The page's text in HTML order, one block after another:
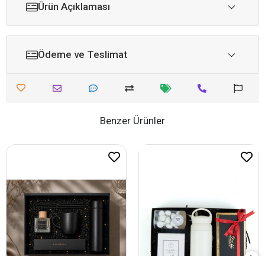
Ürün Açıklaması
Ödeme ve Teslimat
Benzer Ürünler